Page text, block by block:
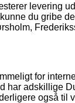
levering
du gribe
for
har adskillige
også